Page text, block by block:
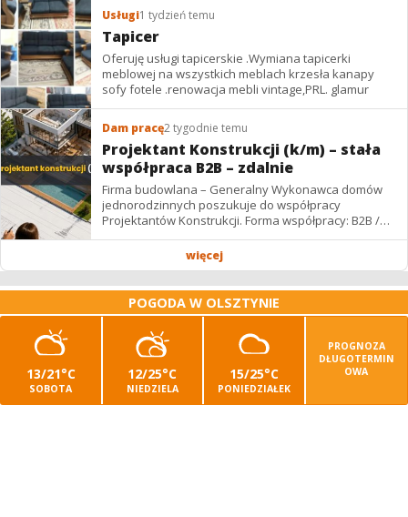
Usługi1 tydzień temu
Tapicer
Oferuję usługi tapicerskie .Wymiana tapicerki
meblowej na wszystkich meblach krzesła kanapy
sofy fotele .renowacja mebli vintage,PRL. glamur
Dam pracę2 tygodnie temu
Projektant Konstrukcji (k/m) – stała
współpraca B2B – zdalnie
Firma budowlana – Generalny Wykonawca domów
jednorodzinnych poszukuje do współpracy
Projektantów Konstrukcji. Forma współpracy: B2B /
podwykonawstwo – zdalnie. Wynagrodzenie: ✔
więcej
POGODA W OLSZTYNIE
13/21°C
SOBOTA
12/25°C
NIEDZIELA
15/25°C
PONIEDZIAŁEK
PROGNOZA
DŁUGOTERMIN
OWA